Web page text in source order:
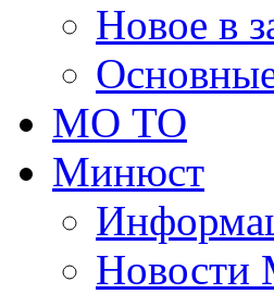
Новое в
МО ТО
Минюст
Новости